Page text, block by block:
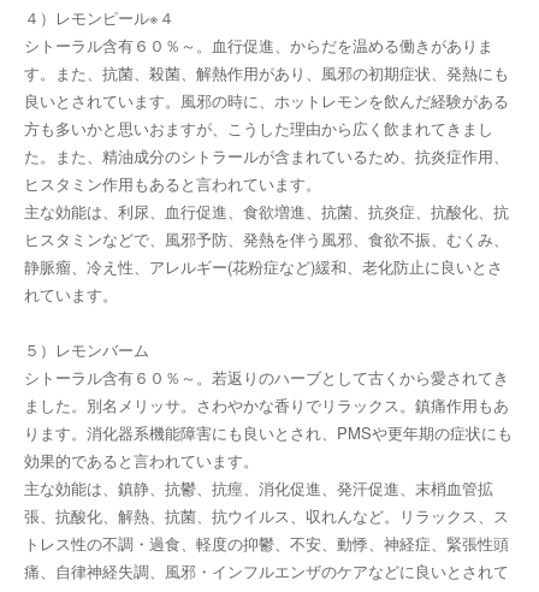
４）レモンピール※４
シトーラル含有６０％～。血行促進、からだを温める働きがありま
す。また、抗菌、殺菌、解熱作用があり、風邪の初期症状、発熱にも
良いとされています。風邪の時に、ホットレモンを飲んだ経験がある
方も多いかと思いおますが、こうした理由から広く飲まれてきまし
た。また、精油成分のシトラールが含まれているため、抗炎症作用、
ヒスタミン作用もあると言われています。
主な効能は、利尿、血行促進、食欲増進、抗菌、抗炎症、抗酸化、抗
ヒスタミンなどで、風邪予防、発熱を伴う風邪、食欲不振、むくみ、
静脈瘤、冷え性、アレルギー(花粉症など)緩和、老化防止に良いとさ
れています。
５）レモンバーム
シトーラル含有６０％～。若返りのハーブとして古くから愛されてき
ました。別名メリッサ。さわやかな香りでリラックス。鎮痛作用もあ
ります。消化器系機能障害にも良いとされ、PMSや更年期の症状にも
効果的であると言われています。
主な効能は、鎮静、抗鬱、抗痙、消化促進、発汗促進、末梢血管拡
張、抗酸化、解熱、抗菌、抗ウイルス、収れんなど。リラックス、ス
トレス性の不調・過食、軽度の抑鬱、不安、動悸、神経症、緊張性頭
痛、自律神経失調、風邪・インフルエンザのケアなどに良いとされて